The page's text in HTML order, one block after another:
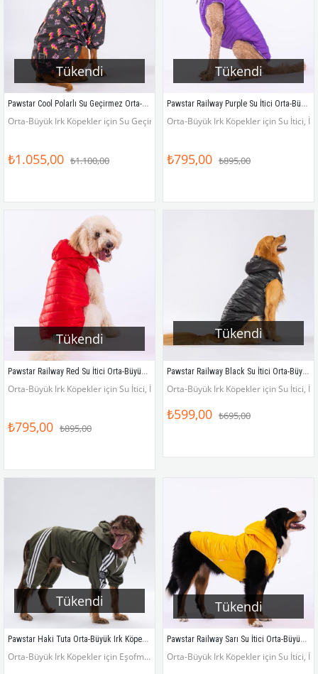
Tükendi
Pawstar Cool Polarlı Su Geçirmez Orta-Büyük Irk Köpek Yağmurluğu
Orta-Büyük Irk Köpekler için Su Geçirmez, İçi Polarlı Yağmurluk
₺1.055,00 ₺1.100,00
Tükendi
Pawstar Railway Purple Su İtici Orta-Büyük Irk Köpek Yelek Yağmurluk
Orta-Büyük Irk Köpekler için Su İtici,
₺795,00 ₺895,00
Tükendi
Pawstar Railway Red Su İtici Orta-Büyük Irk Köpek Yelek Yağmurluk
Orta-Büyük Irk Köpekler için Su İtici, İçi Elyaflı Yelek Yağmurluk
₺795,00 ₺895,00
Tükendi
Pawstar Railway Black Su İtici Orta-Büyük Irk Köpek Yelek Yağmurluk
Orta-Büyük Irk Köpekler için Su İtici,
₺599,00 ₺695,00
Tükendi
Pawstar Haki Tuta Orta-Büyük Irk Köpek Tulumu
Orta-Büyük Irk Köpekler için Eşofman Tulum
Tükendi
Pawstar Railway Sarı Su İtici Orta-Büyük Irk Köpek Yelek Yağmurluk
Orta-Büyük Irk Köpekler için Su İtici,